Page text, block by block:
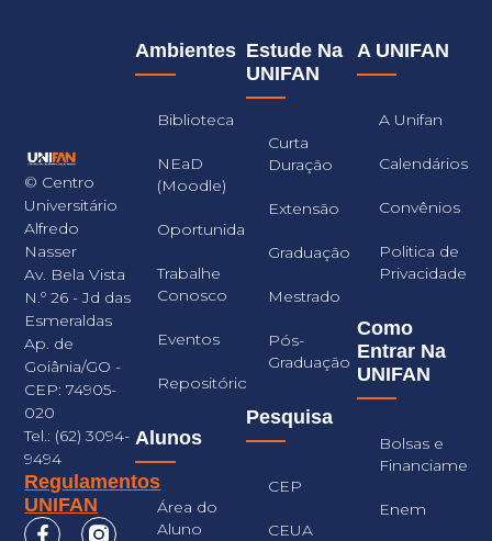
© Centro
Universitário
Alfredo
Nasser
Av. Bela Vista
N.º 26 - Jd das
Esmeraldas
Ap. de
Goiânia/GO -
CEP: 74905-
020
Tel.: (62) 3094-
9494
Regulamentos
UNIFAN
A UNIFAN
A Unifan
Calendários
Convênios
Politica de
Privacidade
Como
Entrar Na
UNIFAN
Bolsas e
Enem
Estude Na
UNIFAN
Curta
Duração
Extensão
Graduação
Mestrado
Pós-
Graduação
Pesquisa
CEP
CEUA
Ambientes
Biblioteca
NEaD
(Moodle)
Oportunidades
Trabalhe
Conosco
Eventos
Repositório
Alunos
Área do
Aluno